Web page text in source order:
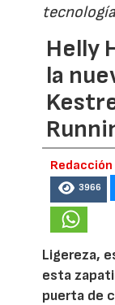
Helly
la
3966
Ligereza,
esta
puerta de